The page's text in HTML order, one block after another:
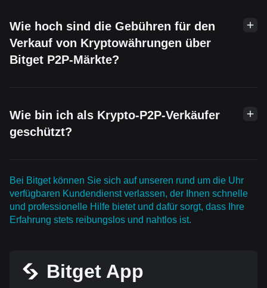
Wie hoch sind die Gebühren für den
Verkauf von Kryptowährungen über
Bitget P2P-Märkte?
Wie bin ich als Krypto-P2P-Verkäufer
geschützt?
Bei Bitget können Sie sich auf unseren rund um die Uhr
verfügbaren Kundendienst verlassen, der Ihnen schnelle
und professionelle Hilfe bietet und dafür sorgt, dass Ihre
Erfahrung stets reibungslos und nahtlos ist.
Bitget App